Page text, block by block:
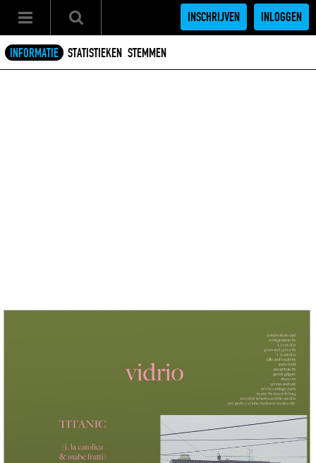
INSCHRIJVEN INLOGGEN
INFORMATIE STATISTIEKEN STEMMEN